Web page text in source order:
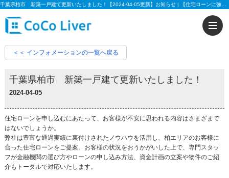
＜＜ インフォメーションの一覧へ戻る
千葉県柏市 新築一戸建て更新いたしました！
2024-04-05
住宅ローンを申し込むにあたって、お客様が不安に思われる内容はさまざまで
はないでしょうか。
弊社は豊富な通過実績に裏付けされたノウハウを活用し、柏エリアのお客様に
合った住宅ローンをご提案。お客様の状況をおうかがいした上で、専門スタッ
フが金融機関の選び方やローンの申し込み方法、資金計画の立案や物件のご紹
介もトータルで対応いたします。